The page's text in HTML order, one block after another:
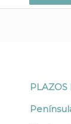
PLAZOS